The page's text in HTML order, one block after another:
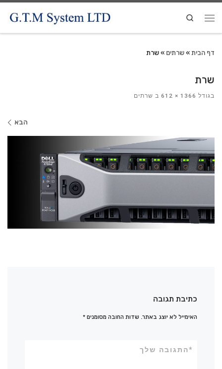
Search
דף הבית »שרתים »שרת
שרת
בגודל ב שרתים
הבא
כתיבת תגובה
האימייל לא יוצג באתר. שדות החובה מסומנים*
התגובה שלך*